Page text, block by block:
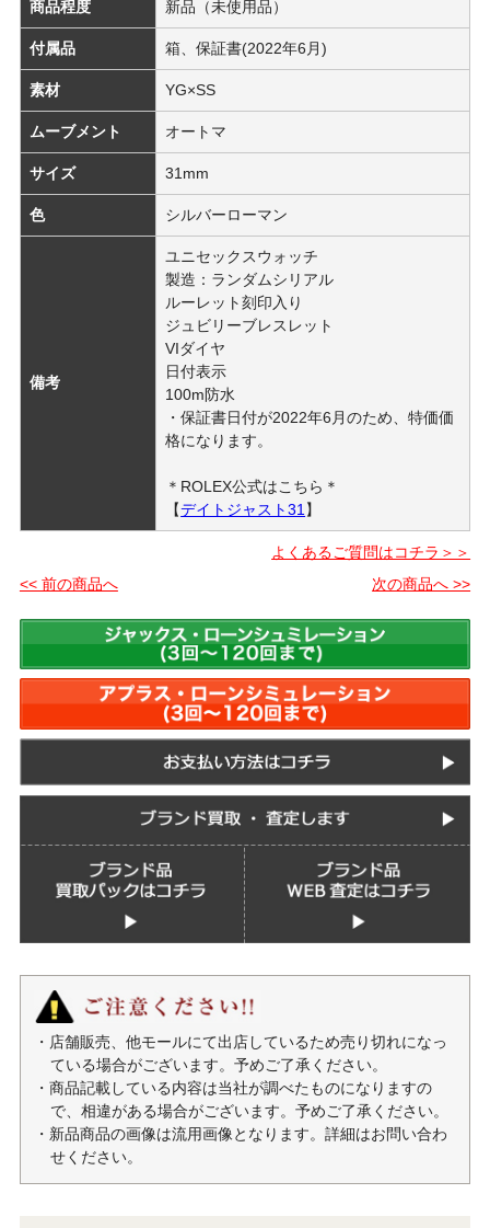
商品程度 新品（未使用品）
付属品 箱、保証書(2022年6月)
素材 YG×SS
ムーブメント オートマ
サイズ 31mm
色 シルバーローマン
備考
ユニセックスウォッチ
製造：ランダムシリアル
ルーレット刻印入り
ジュビリーブレスレット
VIダイヤ
日付表示
100m防水
・保証書日付が2022年6月のため、特価価
格になります。
＊ROLEX公式はこちら＊
【デイトジャスト31】
よくあるご質問はコチラ＞＞
<< 前の商品へ
次の商品へ >>
・店舗販売、他モールにて出店しているため売り切れになっ
ている場合がございます。予めご了承ください。
・商品記載している内容は当社が調べたものになりますの
で、相違がある場合がございます。予めご了承ください。
・新品商品の画像は流用画像となります。詳細はお問い合わ
せください。